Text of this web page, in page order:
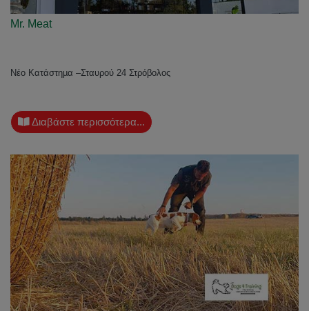
Mr. Meat
Νέο Κατάστηµα –Σταυρού 24 Στρόβολος
Διαβάστε περισσότερα...